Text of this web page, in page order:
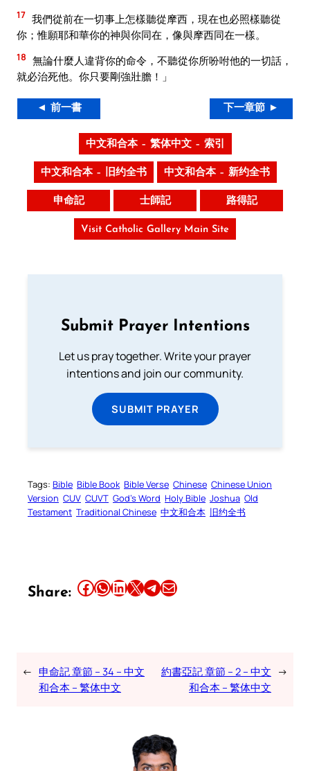
17 我們從前在一切事上怎樣聽從摩西，現在也必照樣聽從
你；惟願耶和華你的神與你同在，像與摩西同在一樣。
18 無論什麼人違背你的命令，不聽從你所吩咐他的一切話，
就必治死他。你只要剛強壯膽！」
◄ 前一書 下一章節 ►
中文和合本 – 繁体中文 – 索引
中文和合本 – 旧约全书 中文和合本 – 新约全书
申命記 士師記 路得記
Visit Catholic Gallery Main Site
Submit Prayer Intentions
Let us pray together. Write your prayer
intentions and join our community.
SUBMIT PRAYER
Tags: Bible Bible Book Bible Verse Chinese Chinese Union
Version CUV CUVT God’s Word Holy Bible Joshua Old
Testament Traditional Chinese 中文和合本 旧约全书
Share: Share this article on Facebook Share this article on WhatsApp Share this article on LinkedIn Share this article on X Share this article on TelegramEmail this Article
← 申命記 章節 – 34 – 中文
和合本 – 繁体中文
約書亞記 章節 – 2 – 中文
和合本 – 繁体中文
→